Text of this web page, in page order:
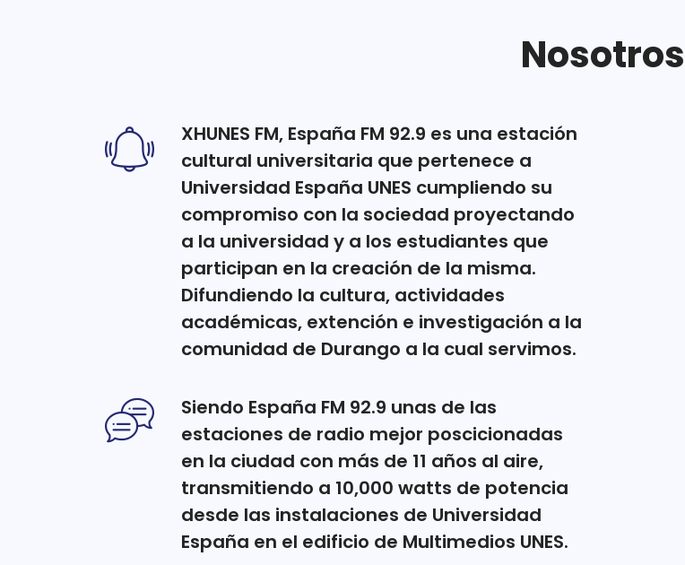
Nosotros
XHUNES FM, España FM 92.9 es una estación
cultural universitaria que pertenece a
Universidad España UNES cumpliendo su
compromiso con la sociedad proyectando
a la universidad y a los estudiantes que
participan en la creación de la misma.
Difundiendo la cultura, actividades
académicas, extención e investigación a la
comunidad de Durango a la cual servimos.
Siendo España FM 92.9 unas de las
estaciones de radio mejor poscicionadas
en la ciudad con más de 11 años al aire,
transmitiendo a 10,000 watts de potencia
desde las instalaciones de Universidad
España en el edificio de Multimedios UNES.